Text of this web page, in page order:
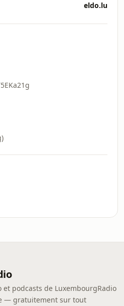
eldo.lu
et podcasts de LuxembourgRadio
— gratuitement sur tout